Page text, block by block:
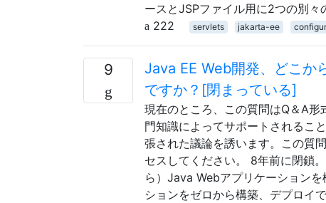
ースとJSPファイル用に2つの別々
222
servlets jakarta-ee
9
Java EE Web開発、どこか
ですか？[閉まっている]
現在のところ、この質問はQ＆A
門知識によってサポートされるこ
張された議論を誘います。この質
セスしてください。 8年前に閉鎖
ら）Java Webアプリケーション
ションをゼロから構築、デプロイ